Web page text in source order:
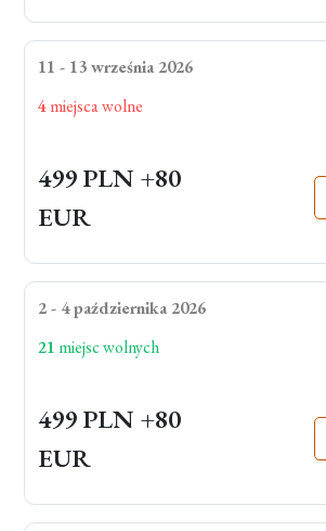
11 - 13 września 2026
4miejsca wolne
499 PLN +80
EUR
2 - 4 października 2026
21 miejsc wolnych
499 PLN +80
EUR